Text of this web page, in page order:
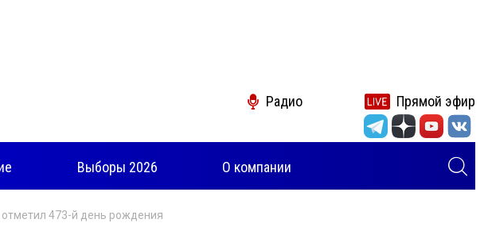
Радио Прямой эфир
Выборы 2026 О компании
473-й день рождения